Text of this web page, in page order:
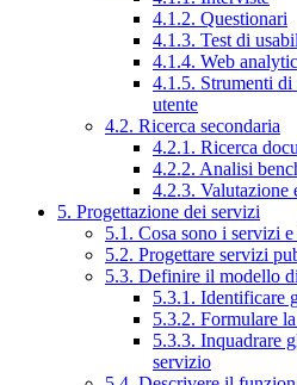
4.1.2. Questionari
4.1.3. Test di
4.1.4. Web
4.1.5. Strumenti di
utente
4.2. Ricerca secondaria
4.2.1. Ricerca
4.2.2. Analisi
4.2.3. Valutazione
5. Progettazione dei servizi
5.1. Cosa sono i servizi
5.2. Progettare servizi
5.3. Definire il modello
5.3.1. Identificare
5.3.2. Formulare
5.3.3. Inquadrare
servizio